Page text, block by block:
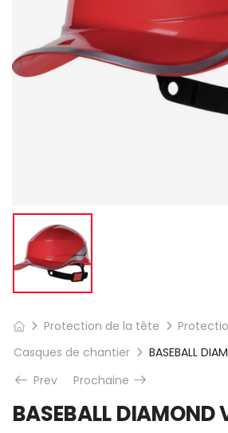
Protection de la tête
Casques de chantier
BASEBALL
Prev
Prochaine
BASEBALL